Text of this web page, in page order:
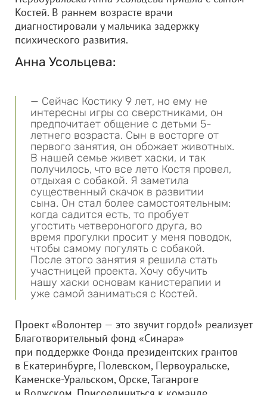
Костей. В раннем возрасте врачи
диагностировали у мальчика задержку
психического развития.
Анна Усольцева:
— Сейчас Костику 9 лет, но ему не
интересны игры со сверстниками, он
предпочитает общение с детьми 5-
летнего возраста. Сын в восторге от
первого занятия, он обожает животных.
В нашей семье живет хаски, и так
получилось, что все лето Костя провел,
отдыхая с собакой. Я заметила
существенный скачок в развитии
сына. Он стал более самостоятельным:
когда садится есть, то пробует
угостить четвероногого друга, во
время прогулки просит у меня поводок,
чтобы самому погулять с собакой.
После этого занятия я решила стать
участницей проекта. Хочу обучить
нашу хаски основам канистерапии и
уже самой заниматься с Костей.
Проект «Волонтер — это звучит гордо!» реализует
Благотворительный фонд «Синара»
при поддержке Фонда президентских грантов
в Екатеринбурге, Полевском, Первоуральске,
Каменске-Уральском, Орске, Таганроге